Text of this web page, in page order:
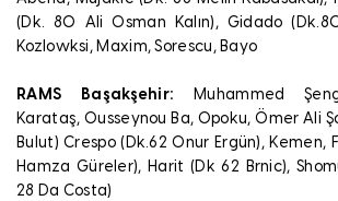
(Dk. 80 Ali Osman Kalın), Gidado
Kozlowksi, Maxim, Sorescu, Bayo
RAMS Başakşehir:
Muhammed
Karataş, Ousseynou Ba, Opoku, Ömer Ali
Bulut) Crespo (Dk.62 Onur Ergün), Kemen,
Hamza Güreler), Harit (Dk 62 Brnic),
28 Da Costa)